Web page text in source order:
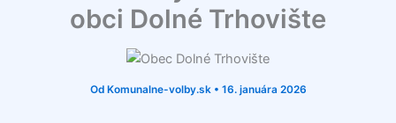
obci Dolné Trhovište
Od Komunalne-volby.sk • 16. januára 2026